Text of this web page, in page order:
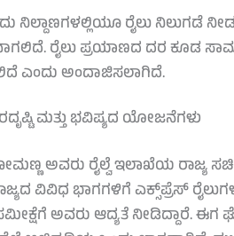
ನಿಲ್ದಾಣಗಳಲ್ಲಿಯೂ ರೈಲು ನಿಲುಗಡೆ
ರೈಲು ಪ್ರಯಾಣದ ದರ ಕೂಡ
ಎಂದು ಅಂದಾಜಿಸಲಾಗಿದೆ.
ಮತ್ತು ಭವಿಷ್ಯದ ಯೋಜನೆಗಳು
ಅವರು ರೈಲ್ವೆ ಇಲಾಖೆಯ ರಾಜ್ಯ
ವಿವಿಧ ಭಾಗಗಳಿಗೆ ಎಕ್ಸ್‌ಪ್ರೆಸ್
ಅವರು ಆದ್ಯತೆ ನೀಡಿದ್ದಾರೆ.